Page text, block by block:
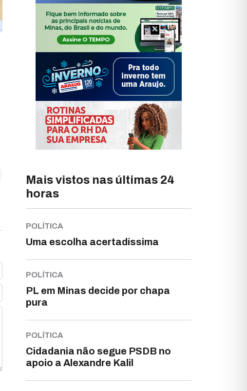
Mais vistos nas últimas 24
horas
POLÍTICA
Uma escolha acertadíssima
POLÍTICA
PL em Minas decide por chapa
pura
POLÍTICA
Cidadania não segue PSDB no
apoio a Alexandre Kalil